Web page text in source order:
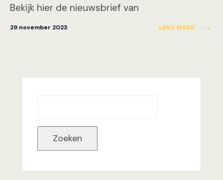
Bekijk hier de nieuwsbrief van
29 november 2023 LEES MEER →
Zoeken